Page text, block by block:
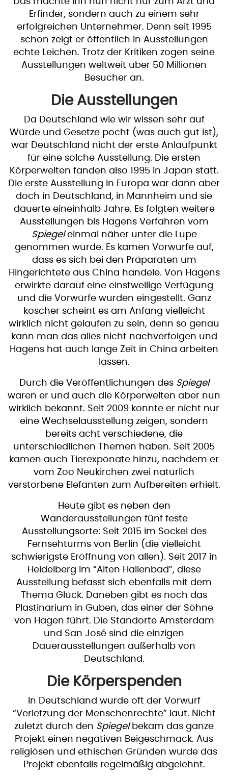
Erfinder, sondern auch zu einem sehr
erfolgreichen Unternehmer. Denn seit 1995
schon zeigt er öffentlich in Ausstellungen
echte Leichen. Trotz der Kritiken zogen seine
Ausstellungen weltweit über 50 Millionen
Besucher an.
Die Ausstellungen
Da Deutschland wie wir wissen sehr auf
Würde und Gesetze pocht (was auch gut ist),
war Deutschland nicht der erste Anlaufpunkt
für eine solche Ausstellung. Die ersten
Körperwelten fanden also 1995 in Japan statt.
Die erste Ausstellung in Europa war dann aber
doch in Deutschland, in Mannheim und sie
dauerte eineinhalb Jahre. Es folgten weitere
Ausstellungen bis Hagens Verfahren vom
Spiegeleinmal näher unter die Lupe
genommen wurde. Es kamen Vorwürfe auf,
dass es sich bei den Präparaten um
Hingerichtete aus China handele. Von Hagens
erwirkte darauf eine einstweilige Verfügung
und die Vorwürfe wurden eingestellt. Ganz
koscher scheint es am Anfang vielleicht
wirklich nicht gelaufen zu sein, denn so genau
kann man das alles nicht nachverfolgen und
Hagens hat auch lange Zeit in China arbeiten
lassen.
Durch die Veröffentlichungen des Spiegel
waren er und auch die Körperwelten aber nun
wirklich bekannt. Seit 2009 konnte er nicht nur
eine Wechselausstellung zeigen, sondern
bereits acht verschiedene, die
unterschiedlichen Themen haben. Seit 2005
kamen auch Tierexponate hinzu, nachdem er
vom Zoo Neukirchen zwei natürlich
verstorbene Elefanten zum Aufbereiten erhielt.
Heute gibt es neben den
Wanderausstellungen fünf feste
Ausstellungsorte: Seit 2015 im Sockel des
Fernsehturms von Berlin (die vielleicht
schwierigste Eröffnung von allen). Seit 2017 in
Heidelberg im “Alten Hallenbad”, diese
Ausstellung befasst sich ebenfalls mit dem
Thema Glück. Daneben gibt es noch das
Plastinarium in Guben, das einer der Söhne
von Hagen führt. Die Standorte Amsterdam
und San José sind die einzigen
Dauerausstellungen außerhalb von
Deutschland.
Die Körperspenden
In Deutschland wurde oft der Vorwurf
“Verletzung der Menschenrechte” laut. Nicht
zuletzt durch den Spiegelbekam das ganze
Projekt einen negativen Beigeschmack. Aus
religiösen und ethischen Gründen wurde das
Projekt ebenfalls regelmäßig abgelehnt.